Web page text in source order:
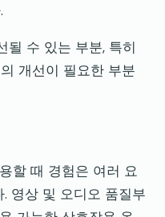
될 수 있는 부분, 특히
개선이 필요한 부분
할 때 경험은 여러 요
영상 및 오디오 품질부